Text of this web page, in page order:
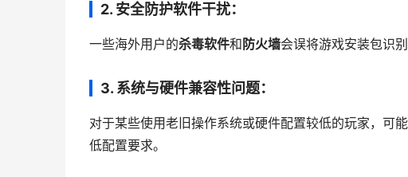
2. 安全防护软件干扰：
一些海外用户的杀毒软件和 防火墙会误将游戏安装包识
3. 系统与硬件兼容性问题：
对于某些使用老旧操作系统或硬件配置较低的玩家，可
低配置要求。